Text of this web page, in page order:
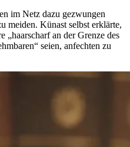
im Netz dazu gezwungen
meiden. Künast selbst erklärte,
„haarscharf an der Grenze des
seien, anfechten zu